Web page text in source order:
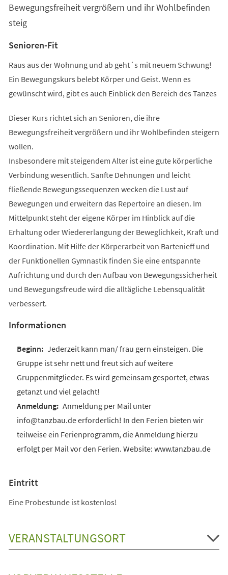
Bewegungsfreiheit vergrößern und ihr Wohlbefinden
steig
Senioren-Fit
Raus aus der Wohnung und ab geht´s mit neuem Schwung!
Ein Bewegungskurs belebt Körper und Geist. Wenn es
gewünscht wird, gibt es auch Einblick den Bereich des Tanzes
Dieser Kurs richtet sich an Senioren, die ihre
Bewegungsfreiheit vergrößern und ihr Wohlbefinden steigern
wollen.
Insbesondere mit steigendem Alter ist eine gute körperliche
Verbindung wesentlich. Sanfte Dehnungen und leicht
fließende Bewegungssequenzen wecken die Lust auf
Bewegungen und erweitern das Repertoire an diesen. Im
Mittelpunkt steht der eigene Körper im Hinblick auf die
Erhaltung oder Wiedererlangung der Beweglichkeit, Kraft und
Koordination. Mit Hilfe der Körperarbeit von Bartenieff und
der Funktionellen Gymnastik finden Sie eine entspannte
Aufrichtung und durch den Aufbau von Bewegungssicherheit
und Bewegungsfreude wird die alltägliche Lebensqualität
verbessert.
Informationen
Jederzeit kann man/ frau gern einsteigen. Die
Gruppe ist sehr nett und freut sich auf weitere
Gruppenmitglieder. Es wird gemeinsam gesportet, etwas
getanzt und viel gelacht!
Anmeldung per Mail unter
info@tanzbau.de erforderlich! In den Ferien bieten wir
teilweise ein Ferienprogramm, die Anmeldung hierzu
erfolgt per Mail vor den Ferien. Website: www.tanzbau.de
Eintritt
Eine Probestunde ist kostenlos!
VERANSTALTUNGSORT